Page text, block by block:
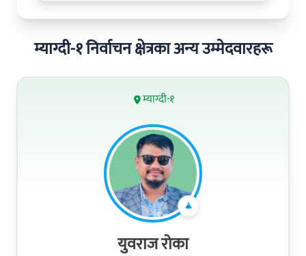
म्याग्दी-१ निर्वाचन क्षेत्रका अन्य उम्मेदवारहरू
म्याग्दी-१
युवराज रोका